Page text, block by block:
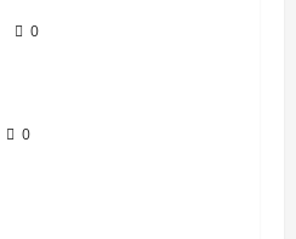
0
0